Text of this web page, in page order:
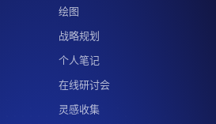
绘图
战略规划
个人笔记
在线研讨会
灵感收集